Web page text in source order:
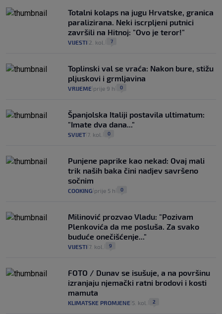
Totalni kolaps na jugu Hrvatske, granica
paralizirana. Neki iscrpljeni putnici
završili na Hitnoj: "Ovo je teror!"
VIJESTI 2. kol. 7
Toplinski val se vraća: Nakon bure, stižu
pljuskovi i grmljavina
VRIJEME prije 9 h 0
Španjolska Italiji postavila ultimatum:
"Imate dva dana..."
SVIJET 7. kol. 0
Punjene paprike kao nekad: Ovaj mali
trik naših baka čini nadjev savršeno
sočnim
COOKING prije 5 h 0
Milinović prozvao Vladu: "Pozivam
Plenkovića da me posluša. Za svako
buduće onečišćenje..."
VIJESTI 7. kol. 9
FOTO / Dunav se isušuje, a na površinu
izranjaju njemački ratni brodovi i kosti
mamuta
KLIMATSKE PROMJENE 5. kol. 2